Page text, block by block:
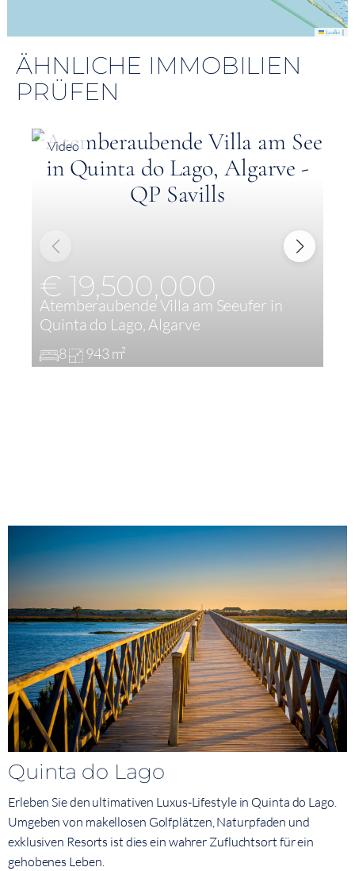
Leaflet |
ÄHNLICHE IMMOBILIEN
PRÜFEN
€ 19,500,000
Atemberaubende Villa am Seeufer in
Quinta do Lago, Algarve
8 943 m²
Video
Quinta do Lago
Erleben Sie den ultimativen Luxus-Lifestyle in Quinta do Lago.
Umgeben von makellosen Golfplätzen, Naturpfaden und
exklusiven Resorts ist dies ein wahrer Zufluchtsort für ein
gehobenes Leben.